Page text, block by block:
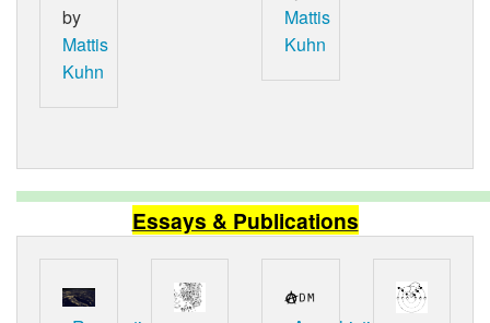
by
Mattis
Kuhn
Mattis
Kuhn
Essays & Publications